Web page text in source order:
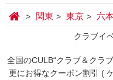
関東 東京 六
クラブイ
全国のCULB“クラブ＆クラ
更にお得なクーポン割引 (